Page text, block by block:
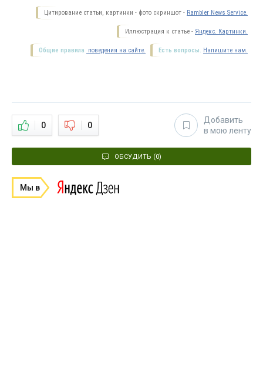
Цитирование статьи, картинки - фото скриншот - Rambler News Service.
Иллюстрация к статье - Яндекс. Картинки.
Есть вопросы. Напишите нам.
Общие правила поведения на сайте.
0 0
Добавить
в мою ленту
ОБСУДИТЬ (0)
Мы в